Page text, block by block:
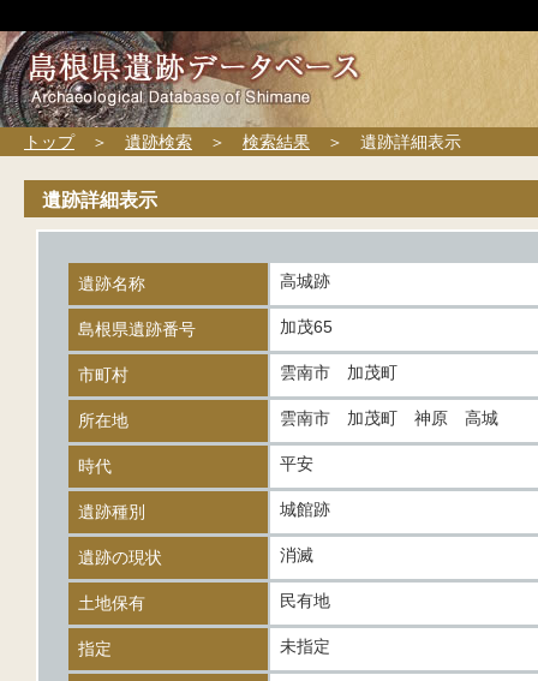
トップ＞ 遺跡検索 ＞ 検索結果 ＞ 遺跡詳細表示
遺跡詳細表示
遺跡名称 高城跡
島根県遺跡番号 加茂65
市町村 雲南市 加茂町
所在地 雲南市 加茂町 神原 高城
時代 平安
遺跡種別 城館跡
遺跡の現状 消滅
土地保有 民有地
指定 未指定